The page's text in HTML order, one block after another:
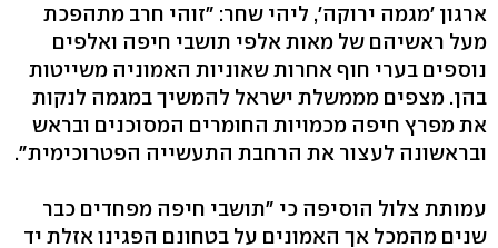
ארגון 'מגמה ירוקה', ליהי שחר: "זוהי חרב מתהפכת
מעל ראשיהם של מאות אלפי תושבי חיפה ואלפים
נוספים בערי חוף אחרות שאוניות האמוניה משייטות
בהן. מצפים מממשלת ישראל להמשיך במגמה לנקות
את מפרץ חיפה מכמויות החומרים המסוכנים ובראש
ובראשונה לעצור את הרחבת התעשייה הפטרוכימית".
עמותת צלול הוסיפה כי "תושבי חיפה מפחדים כבר
שנים מהמכל אך האמונים על בטחונם הפגינו אזלת יד